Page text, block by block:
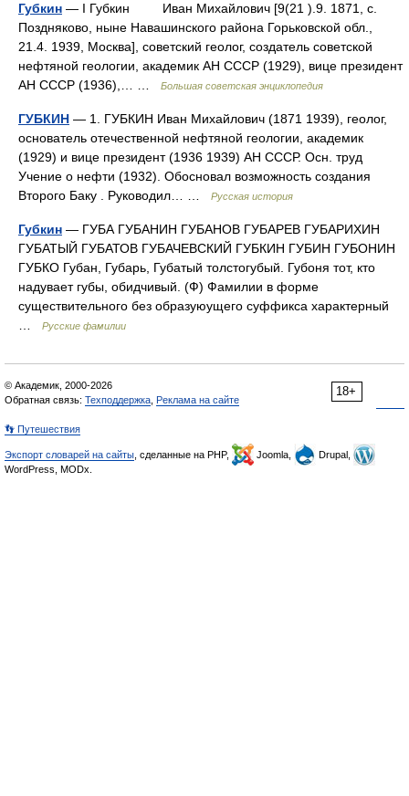
Губкин — I Губкин Иван Михайлович [9(21 ).9. 1871, с.
Поздняково, ныне Навашинского района Горьковской обл.,
21.4. 1939, Москва], советский геолог, создатель советской
нефтяной геологии, академик АН СССР (1929), вице президент
АН СССР (1936),… …
Большая советская энциклопедия
ГУБКИН — 1. ГУБКИН Иван Михайлович (1871 1939), геолог,
основатель отечественной нефтяной геологии, академик
(1929) и вице президент (1936 1939) АН СССР. Осн. труд
Учение о нефти (1932). Обосновал возможность создания
Второго Баку . Руководил… …
Русская история
Губкин — ГУБА ГУБАНИН ГУБАНОВ ГУБАРЕВ ГУБАРИХИН
ГУБАТЫЙ ГУБАТОВ ГУБАЧЕВСКИЙ ГУБКИН ГУБИН ГУБОНИН
ГУБКО Губан, Губарь, Губатый толстогубый. Губоня тот, кто
надувает губы, обидчивый. (Ф) Фамилии в форме
существительного без образуюущего суффикса характерный
Русские фамилии
18+
© Академик, 2000-2026
Обратная связь: Техподдержка Реклама на сайте
👣 Путешествия
Экспорт словарей на сайты , сделанные на PHP, Joomla,
Drupal,
WordPress, MODx.